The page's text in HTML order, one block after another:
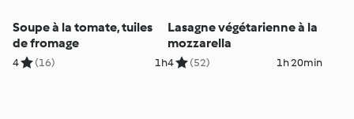
Soupe à la tomate, tuiles
de fromage
4 (16) 1h
Lasagne végétarienne à la
mozzarella
4 (52) 1h 20min